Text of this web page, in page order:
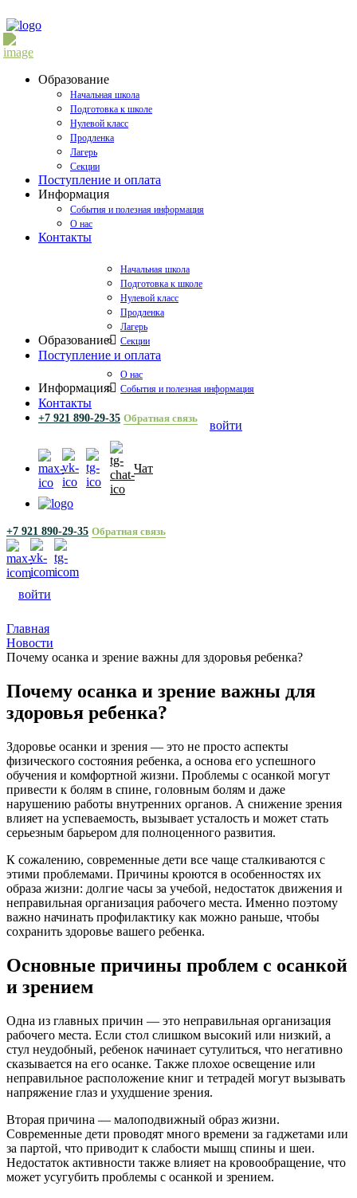
Образование
Начальная школа
Подготовка к школе
Нулевой класс
Продленка
Лагерь
Секции
Поступление и оплата
Информация
События и полезная информация
О нас
Контакты
Образование
Начальная школа
Подготовка к школе
Нулевой класс
Продленка
Лагерь
Секции
Поступление и оплата
Информация
О нас
События и полезная информация
Контакты
+7 921 890-29-35 Обратная связь
войти
Чат
+7 921 890-29-35 Обратная связь
войти
Главная
Новости
Почему осанка и зрение важны для здоровья ребенка?
Почему осанка и зрение важны для
здоровья ребенка?
Здоровье осанки и зрения — это не просто аспекты
физического состояния ребенка, а основа его успешного
обучения и комфортной жизни. Проблемы с осанкой могут
привести к болям в спине, головным болям и даже
нарушению работы внутренних органов. А снижение зрения
влияет на успеваемость, вызывает усталость и может стать
серьезным барьером для полноценного развития.
К сожалению, современные дети все чаще сталкиваются с
этими проблемами. Причины кроются в особенностях их
образа жизни: долгие часы за учебой, недостаток движения и
неправильная организация рабочего места. Именно поэтому
важно начинать профилактику как можно раньше, чтобы
сохранить здоровье вашего ребенка.
Основные причины проблем с осанкой
и зрением
Одна из главных причин — это неправильная организация
рабочего места. Если стол слишком высокий или низкий, а
стул неудобный, ребенок начинает сутулиться, что негативно
сказывается на его осанке. Также плохое освещение или
неправильное расположение книг и тетрадей могут вызывать
напряжение глаз и ухудшение зрения.
Вторая причина — малоподвижный образ жизни.
Современные дети проводят много времени за гаджетами или
за партой, что приводит к слабости мышц спины и шеи.
Недостаток активности также влияет на кровообращение, что
может усугубить проблемы с осанкой и зрением.